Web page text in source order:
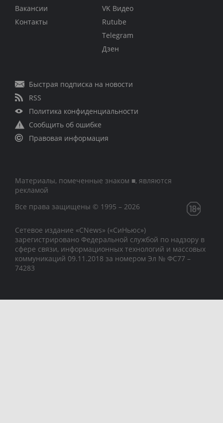
Вакансии
Контакты
VK Видео
Rutube
Telegram
Дзен
Быстрая подписка на новости
RSS
Политика конфиденциальности
Сообщить об ошибке
Правовая информация
Материалы, помеченные знаком ■, являются
рекламой
Все права защищены © 1995 – 2026
Сетевое издание «CNews» («СиНьюс»)
зарегистрировано Федеральной службой по надзору в
сфере связи, информационных технологий и массовых
коммуникаций 09.11.2018 за номером Эл № ФС77 –
74283